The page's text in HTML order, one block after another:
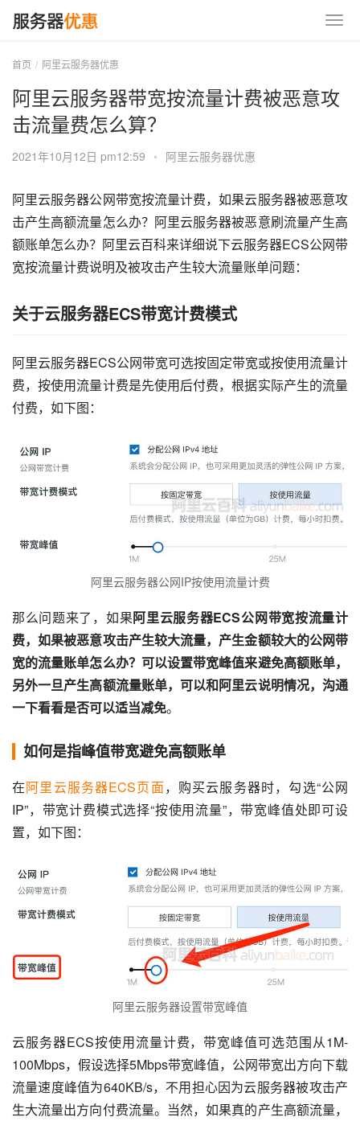
首页 阿里云服务器优惠
阿里云服务器带宽按流量计费被恶意攻
击流量费怎么算？
2021年10月12日 pm12:59 • 阿里云服务器优惠
阿里云服务器公网带宽按流量计费，如果云服务器被恶意攻
击产生高额流量怎么办？阿里云服务器被恶意刷流量产生高
额账单怎么办？阿里云百科来详细说下云服务器ECS公网带
宽按流量计费说明及被攻击产生较大流量账单问题：
关于云服务器ECS带宽计费模式
阿里云服务器ECS公网带宽可选按固定带宽或按使用流量计
费，按使用流量计费是先使用后付费，根据实际产生的流量
付费，如下图：
阿里云服务器公网IP按使用流量计费
那么问题来了，如果阿里云服务器ECS公网带宽按流量计
费，如果被恶意攻击产生较大流量，产生金额较大的公网带
宽的流量账单怎么办？可以设置带宽峰值来避免高额账单，
另外一旦产生高额流量账单，可以和阿里云说明情况，沟通
一下看看是否可以适当减免。
如何是指峰值带宽避免高额账单
在阿里云服务器ECS页面，购买云服务器时，勾选“公网
IP”，带宽计费模式选择“按使用流量”，带宽峰值处即可设
置，如下图：
阿里云服务器设置带宽峰值
云服务器ECS按使用流量计费，带宽峰值可选范围从1M-
100Mbps，假设选择5Mbps带宽峰值，公网带宽出方向下载
流量速度峰值为640KB/s，不用担心因为云服务器被攻击产
生大流量出方向付费流量。当然，如果真的产生高额流量，